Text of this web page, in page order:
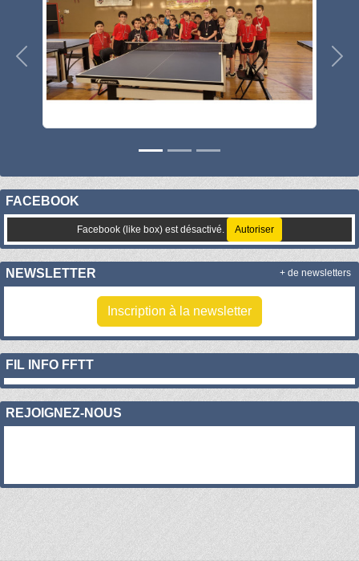
Précedent
FACEBOOK
Facebook (like box) est désactivé. Autoriser
NEWSLETTER
Inscription à la newsletter
+ de newsletters
FIL INFO FFTT
REJOIGNEZ-NOUS